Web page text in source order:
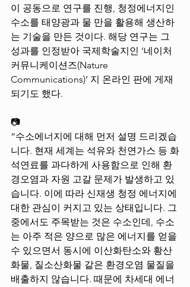
이 공동으로 연구를 진행, 청정에너지인
수소를 태양광과 물 만을 활용해 생산하
는 기술을 만든 것이다. 해당 연구는 그
성과를 인정받아 국제학술지인 ‘네이처
커뮤니케이션즈(Nature
Communications)’ 지 온라인 판에 게재
되기도 했다.
📷
“수소에너지에 대해 먼저 설명 드리겠습
니다. 현재 세계는 석유와 천연가스 등 화
석연료를 과다하게 사용함으로 인해 환
경오염과 자원 고갈 문제가 발생하고 있
습니다. 이에 따라 신재생 청정 에너지에
대한 관심이 커지고 있는 상태입니다. 그
중에서도 주목받는 것은 수소인데, 수소
는 아주 적은 양으로 많은 에너지를 얻을
수 있으면서 동시에 이산화탄소와 황산
화물, 질소산화물 같은 환경오염 물질을
배출하지 않습니다. 때문에 차세대 에너